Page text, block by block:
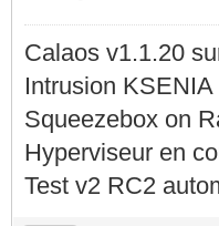
Calaos v1.1.20
Intrusion KSENIA
Squeezebox on
Hyperviseur en
Test v2 RC2